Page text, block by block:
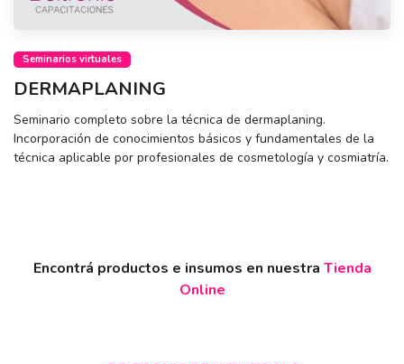
Seminarios virtuales
DERMAPLANING
Seminario completo sobre la técnica de dermaplaning.
Incorporación de conocimientos básicos y fundamentales de la
técnica aplicable por profesionales de cosmetología y cosmiatría.
Encontrá productos e insumos en nuestra Tienda
Online